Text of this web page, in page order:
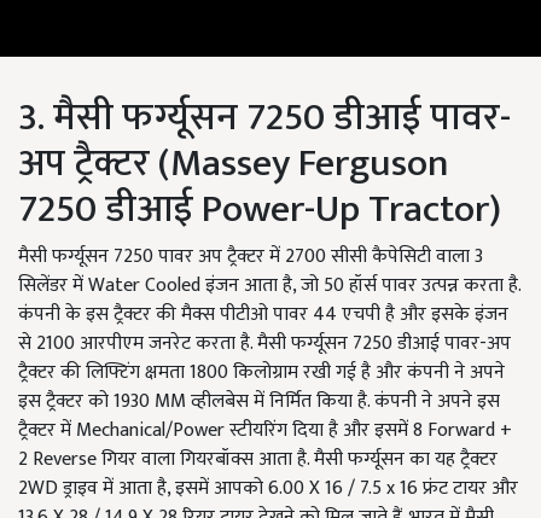
3. मैसी फर्ग्यूसन 7250 डीआई पावर-
अप ट्रैक्टर (Massey Ferguson
7250 डीआई Power-Up Tractor)
मैसी फर्ग्यूसन 7250 पावर अप ट्रैक्टर में 2700 सीसी कैपेसिटी वाला 3
सिलेंडर में Water Cooled इंजन आता है, जो 50 हॉर्स पावर उत्पन्न करता है.
कंपनी के इस ट्रैक्टर की मैक्स पीटीओ पावर 44 एचपी है और इसके इंजन
से 2100 आरपीएम जनरेट करता है. मैसी फर्ग्यूसन 7250 डीआई पावर-अप
ट्रैक्टर की लिफ्टिंग क्षमता 1800 किलोग्राम रखी गई है और कंपनी ने अपने
इस ट्रैक्टर को 1930 MM व्हीलबेस में निर्मित किया है. कंपनी ने अपने इस
ट्रैक्टर में Mechanical/Power स्टीयरिंग दिया है और इसमें 8 Forward +
2 Reverse गियर वाला गियरबॉक्स आता है. मैसी फर्ग्यूसन का यह ट्रैक्टर
2WD ड्राइव में आता है, इसमें आपको 6.00 X 16 / 7.5 x 16 फ्रंट टायर और